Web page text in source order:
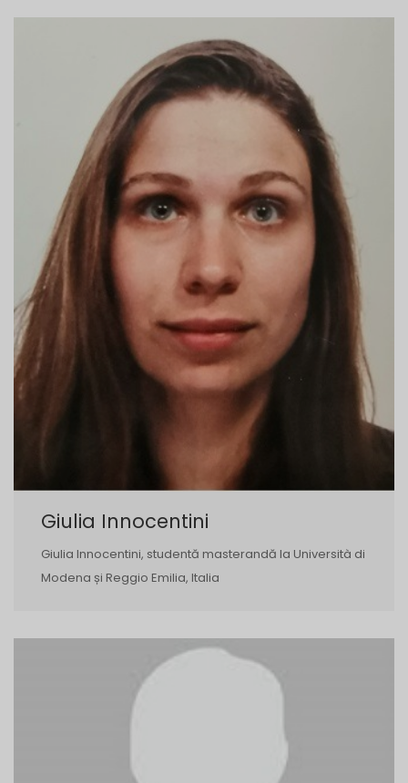
Giulia Innocentini
Giulia Innocentini, studentă masterandă la Università di
Modena și Reggio Emilia, Italia